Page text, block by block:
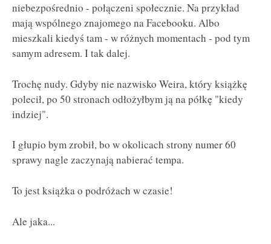
niebezpośrednio - połączeni społecznie. Na przykład
mają wspólnego znajomego na Facebooku. Albo
mieszkali kiedyś tam - w różnych momentach - pod tym
samym adresem. I tak dalej.
Trochę nudy. Gdyby nie nazwisko Weira, który książkę
polecił, po 50 stronach odłożyłbym ją na półkę "kiedy
indziej".
I głupio bym zrobił, bo w okolicach strony numer 60
sprawy nagle zaczynają nabierać tempa.
To jest książka o podróżach w czasie!
Ale jaka...